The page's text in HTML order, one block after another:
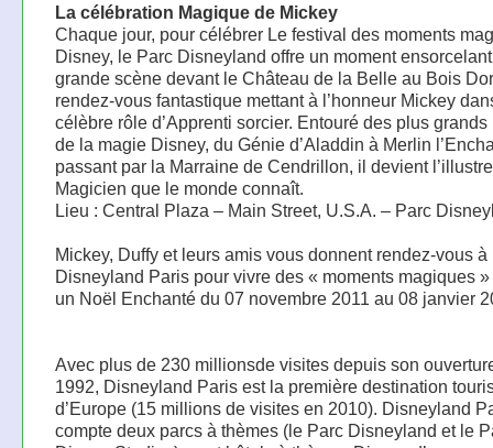
La célébration Magique de Mickey
Chaque jour, pour célébrer Le festival des moments
Disney, le Parc Disneyland offre un moment
grande scène devant le Château de la Belle au Bois
rendez-vous fantastique mettant à l’honneur Mickey
célèbre rôle d’Apprenti sorcier. Entouré des plus grands
de la magie Disney, du Génie d’Aladdin à Merlin
passant par la Marraine de Cendrillon, il devient l’illustre
Magicien que le monde connaît.
Lieu : Central Plaza – Main Street, U.S.A. – Parc
Mickey, Duffy et leurs amis vous donnent rendez-vous à
Disneyland Paris pour vivre des « moments magiques »
un Noël Enchanté du 07 novembre 2011 au 08 janvier
Avec plus de 230 millionsde visites depuis son
1992, Disneyland Paris est la première destination
d’Europe (15 millions de visites en 2010). Disneyland
compte deux parcs à thèmes (le Parc Disneyland et le